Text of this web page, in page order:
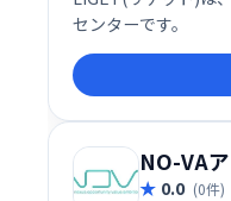
センターです。
NO-VA
0.0 (0件)